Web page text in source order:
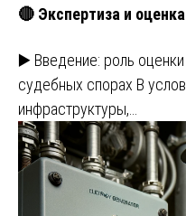
🔴 Экспертиза и
▶️ Введение: роль
судебных спорах В
инфраструктуры,…